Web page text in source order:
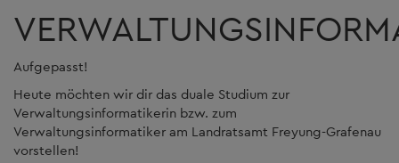
Aufgepasst!
Heute möchten wir dir das duale Studium zur
Verwaltungsinformatikerin bzw. zum
Verwaltungsinformatiker am Landratsamt Freyung-Grafenau
vorstellen!